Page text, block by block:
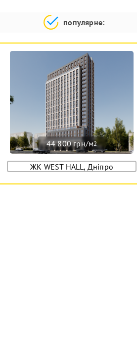
популярне:
44 800 грн/м2
ЖК WEST HALL, Дніпро